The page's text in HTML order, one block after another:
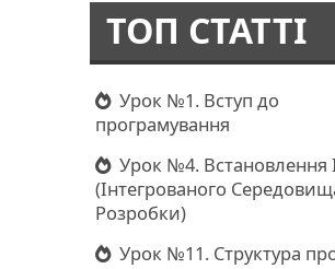
ТОП СТАТТІ
Урок №1. Вступ до
програмування
Урок №4. Встановлення
(Інтегрованого
Розробки)
Урок №11. Структура